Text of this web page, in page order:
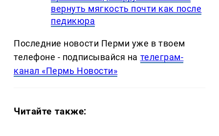
вернуть мягкость почти как после
педикюра
Последние новости Перми уже в твоем
телефоне - подписывайся на телеграм-
канал «Пермь Новости»
Читайте также: